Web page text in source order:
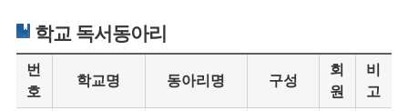
학교 독서동아리
번
호
학교명 동아리명 구성
회
원
비
고